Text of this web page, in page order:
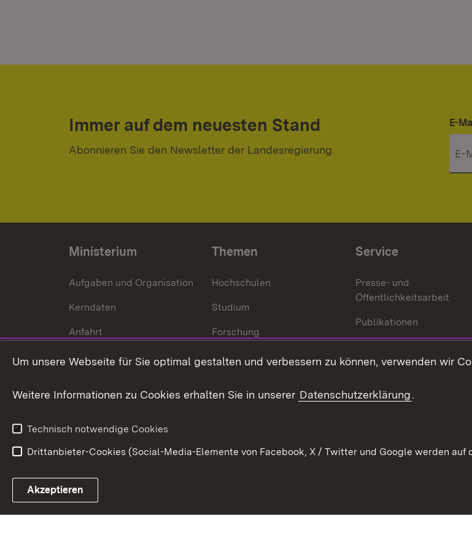
Immer auf dem neuesten Stand
Abonnieren Sie den Newsletter der Landesregierung.
E-
Ministerium
Aufgaben und Organisation
Kerndaten
Anfahrt
Themen
Hochschulen
Studium
Forschung
Internationales
Service
Presse- und
Öffentlichkeitsarbeit
Publikationen
Mediathek
Ausschreibungen
Link zum Landesportal
Um unsere Webseite für Sie optimal gestalten und verbessern zu können, verwenden wir
Weitere Informationen zu Cookies erhalten Sie in unserer Datenschutzerklärung.
Technisch notwendige Cookies
Drittanbieter-Cookies (Social-Media-Elemente von Facebook, X / Twitter und Google werden auf
Akzeptieren